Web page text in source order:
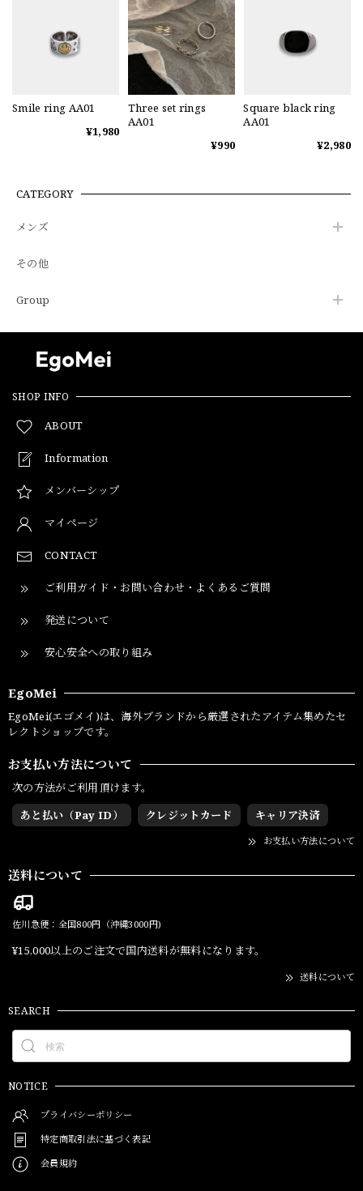
Smile ring AA01
¥1,980
Three set rings
AA01
¥990
Square black ring
AA01
¥2,980
CATEGORY
メンズ
その他
Group
SHOP INFO
ABOUT
Information
メンバーシップ
マイページ
CONTACT
ご利用ガイド・お問い合わせ・よくあるご質問
発送について
安心安全への取り組み
EgoMei
EgoMei(エゴメイ)は、海外ブランドから厳選されたアイテム集めたセ
レクトショップです。
お支払い方法について
次の方法がご利用頂けます。
あと払い（Pay ID）
クレジットカード キャリア決済
お支払い方法について
送料について
佐川急便：全国800円（沖縄3000円)
¥15,000以上のご注文で国内送料が無料になります。
送料について
SEARCH
NOTICE
プライバシーポリシー
特定商取引法に基づく表記
会員規約